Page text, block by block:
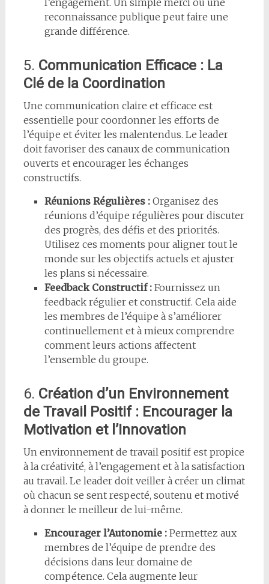
l’engagement. Un simple merci ou une
reconnaissance publique peut faire une
grande différence.
5. Communication Efficace : La
Clé de la Coordination
Une communication claire et efficace est
essentielle pour coordonner les efforts de
l’équipe et éviter les malentendus. Le leader
doit favoriser des canaux de communication
ouverts et encourager les échanges
constructifs.
Réunions Régulières :Organisez des
réunions d’équipe régulières pour discuter
des progrès, des défis et des priorités.
Utilisez ces moments pour aligner tout le
monde sur les objectifs actuels et ajuster
les plans si nécessaire.
Feedback Constructif :Fournissez un
feedback régulier et constructif. Cela aide
les membres de l’équipe à s’améliorer
continuellement et à mieux comprendre
comment leurs actions affectent
l’ensemble du groupe.
6. Création d’un Environnement
de Travail Positif : Encourager la
Motivation et l’Innovation
Un environnement de travail positif est propice
à la créativité, à l’engagement et à la satisfaction
au travail. Le leader doit veiller à créer un climat
où chacun se sent respecté, soutenu et motivé
à donner le meilleur de lui-même.
Encourager l’Autonomie :Permettez aux
membres de l’équipe de prendre des
décisions dans leur domaine de
compétence. Cela augmente leur